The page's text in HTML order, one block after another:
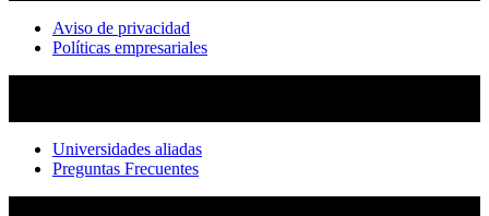
Aviso de privacidad
Políticas empresariales
Universidades aliadas
Preguntas Frecuentes